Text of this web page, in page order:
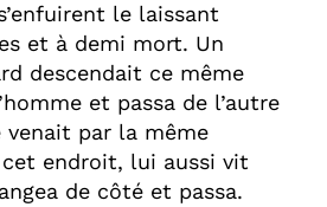
le laissant
et à demi mort. Un
descendait ce même
et passa de l’autre
venait par la même
endroit, lui aussi vit
de côté et passa.